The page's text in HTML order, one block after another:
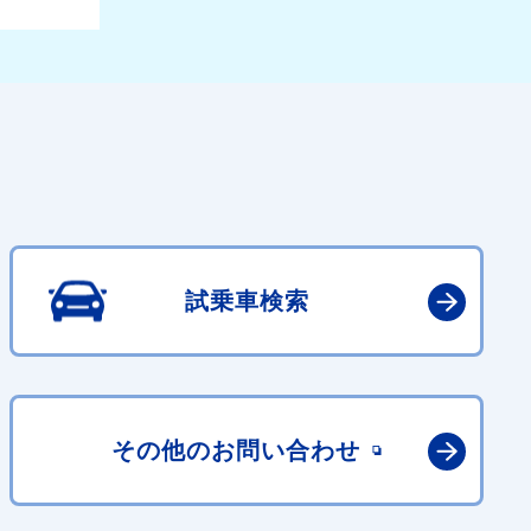
試乗車検索
その他のお問い合わせ